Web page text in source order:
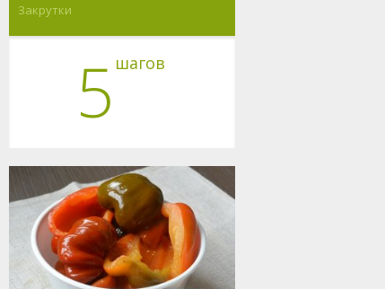
Закрутки
5 шагов